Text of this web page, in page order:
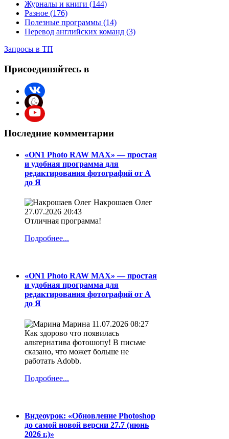
Журналы и книги (144)
Разное (176)
Полезные программы (14)
Перевод английских команд (3)
Запросы в ТП
Присоединяйтесь в
Последние комментарии
«ON1 Photo RAW MAX» — простая
и удобная программа для
редактирования фотографий от А
до Я
Накрошаев Олег
27.07.2026 20:43
Отличная программа!
Подробнее...
«ON1 Photo RAW MAX» — простая
и удобная программа для
редактирования фотографий от А
до Я
Марина 11.07.2026 08:27
Как здорово что появилась
альтернатива фотошопу! В письме
сказано, что может больше не
работать Adobb.
Подробнее...
Видеоурок: «Обновление Photoshop
до самой новой версии 27.7 (июнь
2026 г.)»